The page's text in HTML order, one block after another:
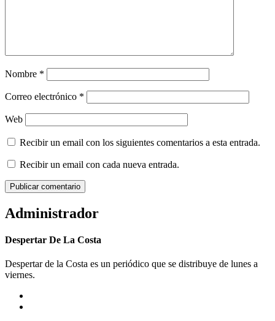
Nombre *
Correo electrónico *
Web
Recibir un email con los siguientes comentarios a esta entrada.
Recibir un email con cada nueva entrada.
Administrador
Despertar De La Costa
Despertar de la Costa es un periódico que se distribuye de lunes a
viernes.